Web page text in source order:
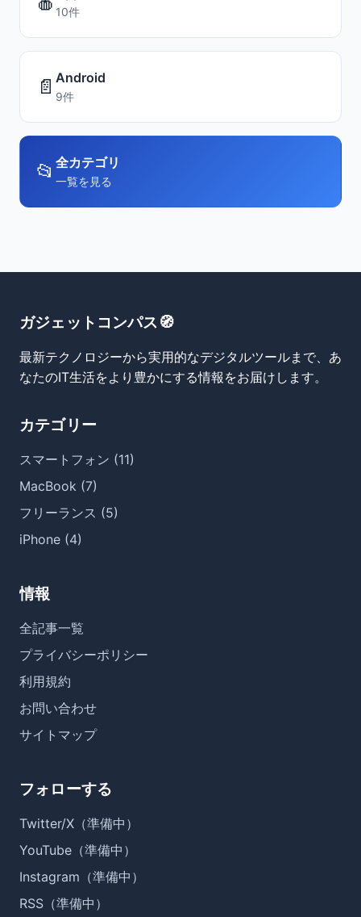
10件
📄 Android
9件
📂 全カテゴリ
一覧を見る
ガジェットコンパス🧭
最新テクノロジーから実用的なデジタルツールまで、あ
なたのIT生活をより豊かにする情報をお届けします。
カテゴリー
スマートフォン (11)
MacBook (7)
フリーランス (5)
iPhone (4)
情報
全記事一覧
プライバシーポリシー
利用規約
お問い合わせ
サイトマップ
フォローする
Twitter/X（準備中）
YouTube（準備中）
Instagram（準備中）
RSS（準備中）